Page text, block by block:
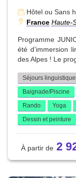
Hôtel ou Sans
France Haute-
Programme
été d’immersion
des Alpes ! Le
Séjours
Baignade/Piscine
Rando
Yoga
Dessin et peinture
2